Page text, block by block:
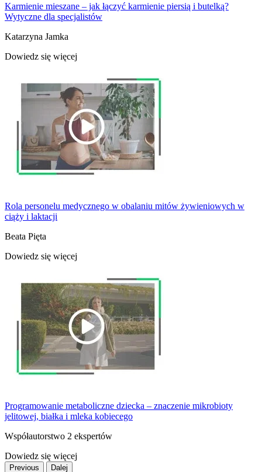
Karmienie mieszane – jak łączyć karmienie piersią i butelką?
Wytyczne dla specjalistów
Katarzyna Jamka
Dowiedz się więcej
Rola personelu medycznego w obalaniu mitów żywieniowych w
ciąży i laktacji
Beata Pięta
Dowiedz się więcej
Programowanie metaboliczne dziecka – znaczenie mikrobioty
jelitowej, białka i mleka kobiecego
Współautorstwo 2 ekspertów
Dowiedz się więcej
Previous Dalej